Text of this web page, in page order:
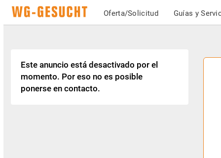
Oferta/Solicitud Guías y
Este anuncio está desactivado por el
momento. Por eso no es posible
ponerse en contacto.